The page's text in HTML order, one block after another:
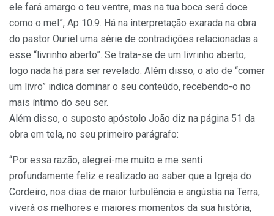
ele fará amargo o teu ventre, mas na tua boca será doce
como o mel”, Ap 10.9. Há na interpretação exarada na obra
do pastor Ouriel uma série de contradições relacionadas a
esse “livrinho aberto”. Se trata-se de um livrinho aberto,
logo nada há para ser revelado. Além disso, o ato de “comer
um livro” indica dominar o seu conteúdo, recebendo-o no
mais íntimo do seu ser.
Além disso, o suposto apóstolo João diz na página 51 da
obra em tela, no seu primeiro parágrafo:
“Por essa razão, alegrei-me muito e me senti
profundamente feliz e realizado ao saber que a Igreja do
Cordeiro, nos dias de maior turbulência e angústia na Terra,
viverá os melhores e maiores momentos da sua história,